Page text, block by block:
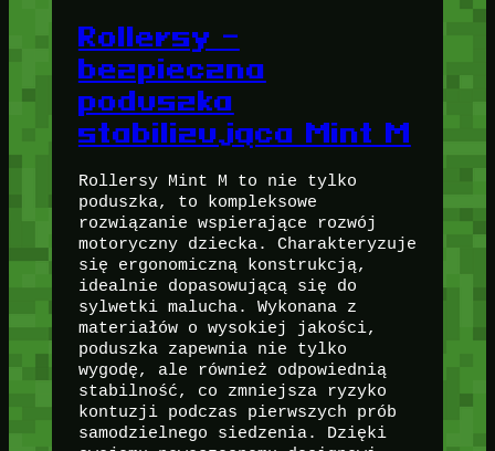
Rollersy –
bezpieczna
poduszka
stabilizująca Mint M
Rollersy Mint M to nie tylko
poduszka, to kompleksowe
rozwiązanie wspierające rozwój
motoryczny dziecka. Charakteryzuje
się ergonomiczną konstrukcją,
idealnie dopasowującą się do
sylwetki malucha. Wykonana z
materiałów o wysokiej jakości,
poduszka zapewnia nie tylko
wygodę, ale również odpowiednią
stabilność, co zmniejsza ryzyko
kontuzji podczas pierwszych prób
samodzielnego siedzenia. Dzięki